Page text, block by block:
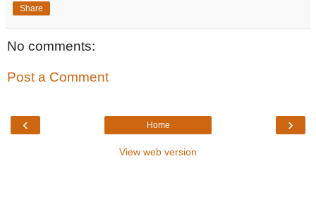
Share
No comments:
Post a Comment
‹ ›
Home
View web version